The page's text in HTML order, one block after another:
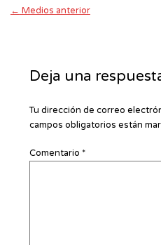
← Medios anterior
Deja una
Tu dirección de correo
campos obligatorios están
Comentario *